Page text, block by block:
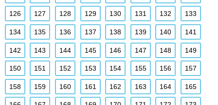
126 127 128 129 130 131 132 133
134 135 136 137 138 139 140 141
142 143 144 145 146 147 148 149
150 151 152 153 154 155 156 157
158 159 160 161 162 163 164 165